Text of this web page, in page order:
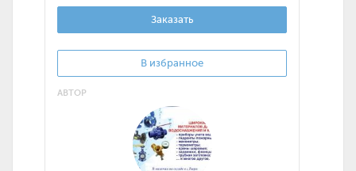
Заказать
В избранное
АВТОР